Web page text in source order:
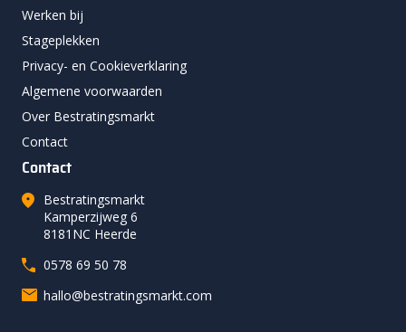
Werken bij
Stageplekken
Privacy- en Cookieverklaring
Algemene voorwaarden
Over Bestratingsmarkt
Contact
Contact
Bestratingsmarkt
Kamperzijweg 6
8181NC Heerde
0578 69 50 78
hallo@bestratingsmarkt.com